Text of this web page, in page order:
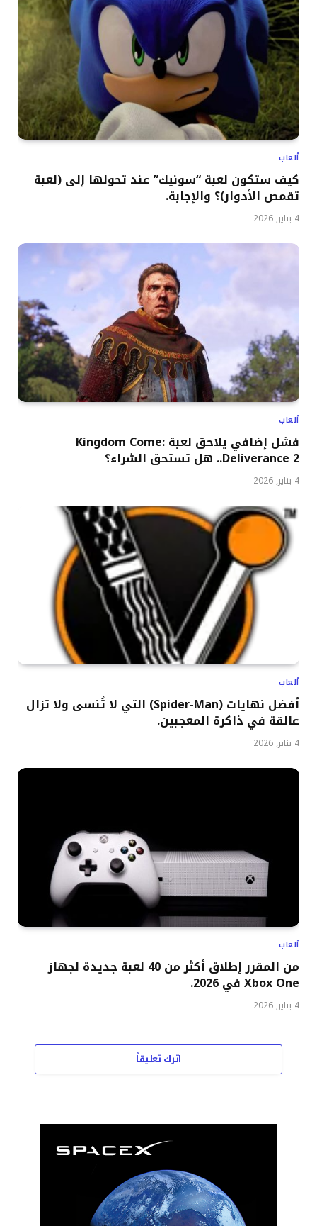
ألعاب
كيف ستكون لعبة “سونيك” عند تحولها إلى (لعبة
تقمص الأدوار)؟ والإجابة.
4 يناير, 2026
ألعاب
فشل إضافي يلاحق لعبة Kingdom Come:
Deliverance 2.. هل تستحق الشراء؟
4 يناير, 2026
ألعاب
أفضل نهايات (Spider-Man) التي لا تُنسى ولا تزال
عالقة في ذاكرة المعجبين.
4 يناير, 2026
ألعاب
من المقرر إطلاق أكثر من 40 لعبة جديدة لجهاز
Xbox One في 2026.
4 يناير, 2026
اترك تعليقاً